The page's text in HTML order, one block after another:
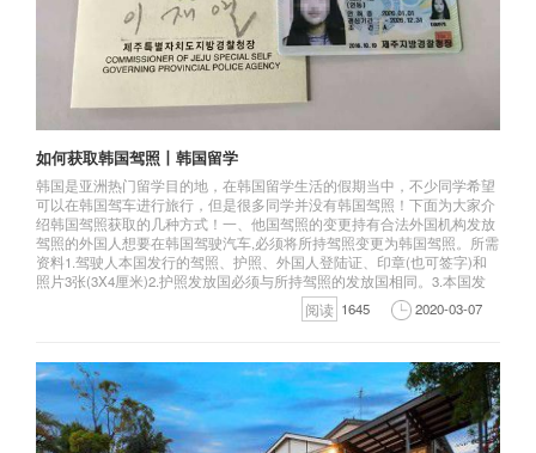
如何获取韩国驾照丨韩国留学
韩国是亚洲热门留学目的地，在韩国留学生活的假期当中，不少同学希望
可以在韩国驾车进行旅行，但是很多同学并没有韩国驾照！下面为大家介
绍韩国驾照获取的几种方式！一、他国驾照的变更持有合法外国机构发放
驾照的外国人想要在韩国驾驶汽车,必须将所持驾照变更为韩国驾照。所需
资料1.驾驶人本国发行的驾照、护照、外国人登陆证、印章(也可签字)和
照片3张(3X4厘米)2.护照发放国必须与所持驾照的发放国相同。3.本国发
阅读 1645 2020-03-07